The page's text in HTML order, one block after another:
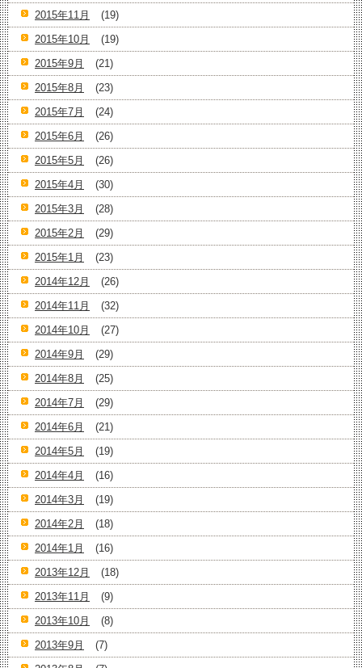
2015年11月
(19)
2015年10月
(19)
2015年9月
(21)
2015年8月
(23)
2015年7月
(24)
2015年6月
(26)
2015年5月
(26)
2015年4月
(30)
2015年3月
(28)
2015年2月
(29)
2015年1月
(23)
2014年12月
(26)
2014年11月
(32)
2014年10月
(27)
2014年9月
(29)
2014年8月
(25)
2014年7月
(29)
2014年6月
(21)
2014年5月
(19)
2014年4月
(16)
2014年3月
(19)
2014年2月
(18)
2014年1月
(16)
2013年12月
(18)
2013年11月
(9)
2013年10月
(8)
2013年9月
(7)